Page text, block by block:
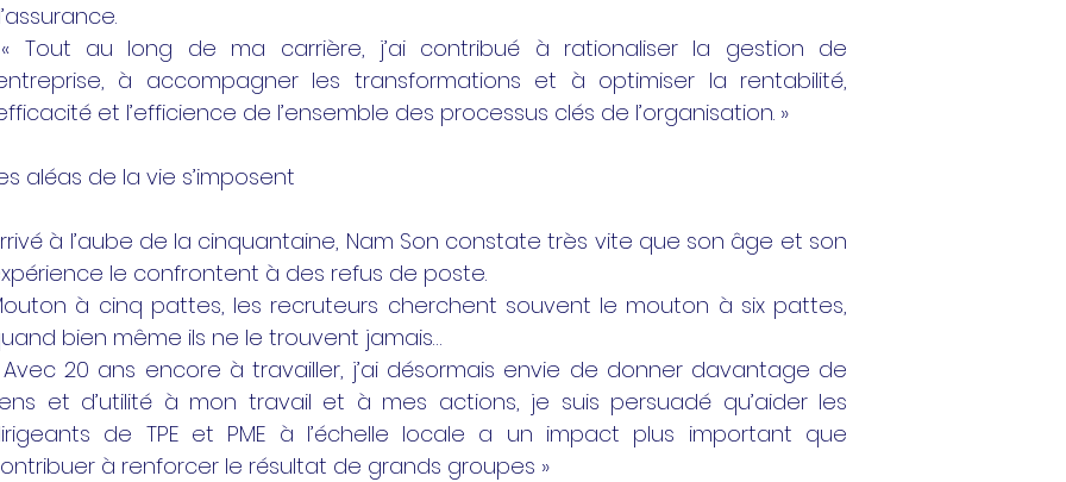
« Tout au long de ma carrière, j’ai contribué à rationaliser la gestion de
à accompagner les transformations et à optimiser la rentabilité,
et l’efficience de l’ensemble des processus clés de l’organisation. »
aléas de la vie s’imposent
à l’aube de la cinquantaine, Nam Son constate très vite que son âge et son
le confrontent à des refus de poste.
à cinq pattes, les recruteurs cherchent souvent le mouton à six pattes,
bien même ils ne le trouvent jamais…
Avec 20 ans encore à travailler, j’ai désormais envie de donner davantage de
et d’utilité à mon travail et à mes actions, je suis persuadé qu’aider les
de TPE et PME à l’échelle locale a un impact plus important que
à renforcer le résultat de grands groupes »